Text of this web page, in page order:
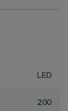
LED
200